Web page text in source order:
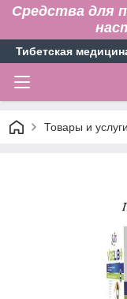
Средства для
Тибетская
Товары и услуги